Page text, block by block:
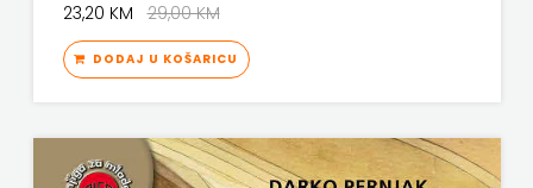
V.B.Z.
VORTO
23,20 KM29,00 KM
DODAJ U KOŠARICU